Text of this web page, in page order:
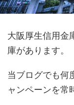
大阪厚生信用金
庫があります。
当ブログでも何
ャンペーンを常